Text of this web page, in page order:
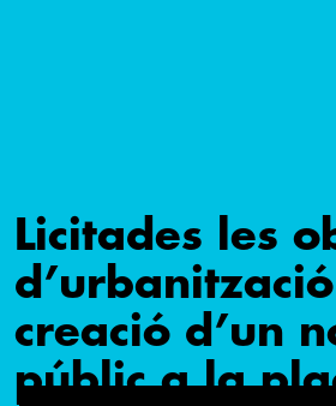
Licitades les
creació d’un
públic a la